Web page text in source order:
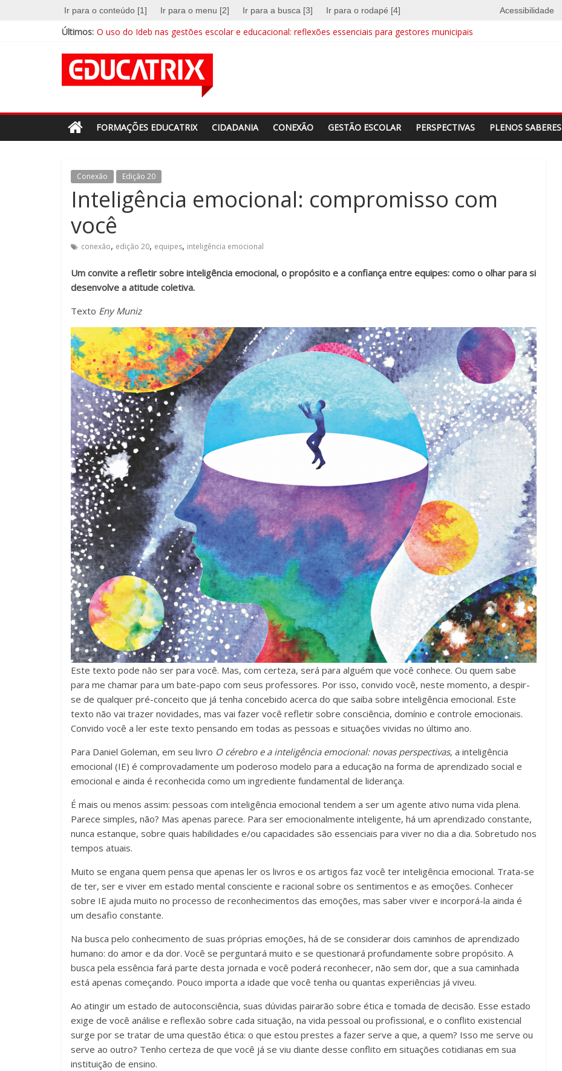
Ir para o conteúdo [1] Ir para o menu [2] Ir para a busca [3] Ir para o rodapé [4] Acessibilidade
Últimos: O uso do Ideb nas gestões escolar e educacional: reflexões essenciais para gestores municipais
EDUCATRIX 28 | Baixe já a nova edição
Mentalidades matemáticas: a abordagem que quebra barreiras
Educação integral cresce no país e busca sua identidade
Revista
Educatrix
–
Editora
Moderna
Estamos
em
transformação.
Novas
tecnologias
estão
cada
vez
mais
presentes
no
dia
dia.
fundamental
explorar
outras
possibilidades
em
sala
de
aula,
reforçando
papel
transformador
da
escola
para
expandir
perspectivas
acompanhar
dos
alunos.
Esse
propósito
Educatrix!
FORMAÇÕES EDUCATRIX CIDADANIA CONEXÃO GESTÃO ESCOLAR PERSPECTIVAS PLENOS SABERES
Conexão Edição 20
Inteligência emocional: compromisso com
você
conexão, edição 20, equipes, inteligência emocional
Um convite a refletir sobre inteligência emocional, o propósito e a confiança entre equipes: como o olhar para si
desenvolve a atitude coletiva.
Texto Eny Muniz
Este texto pode não ser para você. Mas, com certeza, será para alguém que você conhece. Ou quem sabe
para me chamar para um bate-papo com seus professores. Por isso, convido você, neste momento, a despir-
se de qualquer pré-conceito que já tenha concebido acerca do que saiba sobre inteligência emocional. Este
texto não vai trazer novidades, mas vai fazer você refletir sobre consciência, domínio e controle emocionais.
Convido você a ler este texto pensando em todas as pessoas e situações vividas no último ano.
Para Daniel Goleman, em seu livro O cérebro e a inteligência emocional: novas perspectivas, a inteligência
emocional (IE) é comprovadamente um poderoso modelo para a educação na forma de aprendizado social e
emocional e ainda é reconhecida como um ingrediente fundamental de liderança.
É mais ou menos assim: pessoas com inteligência emocional tendem a ser um agente ativo numa vida plena.
Parece simples, não? Mas apenas parece. Para ser emocionalmente inteligente, há um aprendizado constante,
nunca estanque, sobre quais habilidades e/ou capacidades são essenciais para viver no dia a dia. Sobretudo nos
tempos atuais.
Muito se engana quem pensa que apenas ler os livros e os artigos faz você ter inteligência emocional. Trata-se
de ter, ser e viver em estado mental consciente e racional sobre os sentimentos e as emoções. Conhecer
sobre IE ajuda muito no processo de reconhecimentos das emoções, mas saber viver e incorporá-la ainda é
um desafio constante.
Na busca pelo conhecimento de suas próprias emoções, há de se considerar dois caminhos de aprendizado
humano: do amor e da dor. Você se perguntará muito e se questionará profundamente sobre propósito. A
busca pela essência fará parte desta jornada e você poderá reconhecer, não sem dor, que a sua caminhada
está apenas começando. Pouco importa a idade que você tenha ou quantas experiências já viveu.
Ao atingir um estado de autoconsciência, suas dúvidas pairarão sobre ética e tomada de decisão. Esse estado
exige de você análise e reflexão sobre cada situação, na vida pessoal ou profissional, e o conflito existencial
surge por se tratar de uma questão ética: o que estou prestes a fazer serve a que, a quem? Isso me serve ou
serve ao outro? Tenho certeza de que você já se viu diante desse conflito em situações cotidianas em sua
instituição de ensino.